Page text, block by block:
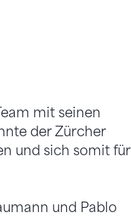
mit seinen
der Zürcher
und sich somit für
und Pablo